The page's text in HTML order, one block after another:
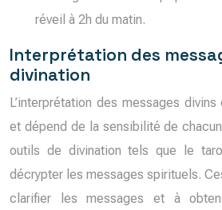
réveil à 2h du matin.
Interprétation des
divination
L’interprétation des messages
et dépend de la sensibilité de
outils de divination tels que le
décrypter les messages spirituels.
clarifier les messages et à